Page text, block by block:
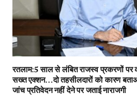
रतलाम:5 साल से लंबित राजस्व प्रकरणों
सख्त एक्शन…दो तहसीलदारों को कारण
जांच प्रतिवेदन नहीं देने पर जताई नाराजगी